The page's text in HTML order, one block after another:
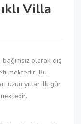
Villa
olarak dış
Bu
uzun yıllar ilk gün